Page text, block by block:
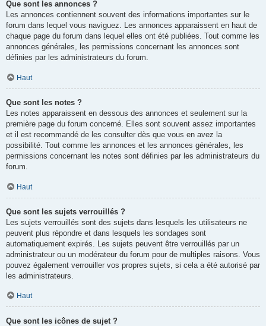
Que sont les annonces ?
Les annonces contiennent souvent des informations importantes sur le
forum dans lequel vous naviguez. Les annonces apparaissent en haut de
chaque page du forum dans lequel elles ont été publiées. Tout comme les
annonces générales, les permissions concernant les annonces sont
définies par les administrateurs du forum.
Haut
Que sont les notes ?
Les notes apparaissent en dessous des annonces et seulement sur la
première page du forum concerné. Elles sont souvent assez importantes
et il est recommandé de les consulter dès que vous en avez la
possibilité. Tout comme les annonces et les annonces générales, les
permissions concernant les notes sont définies par les administrateurs du
forum.
Haut
Que sont les sujets verrouillés ?
Les sujets verrouillés sont des sujets dans lesquels les utilisateurs ne
peuvent plus répondre et dans lesquels les sondages sont
automatiquement expirés. Les sujets peuvent être verrouillés par un
administrateur ou un modérateur du forum pour de multiples raisons. Vous
pouvez également verrouiller vos propres sujets, si cela a été autorisé par
les administrateurs.
Haut
Que sont les icônes de sujet ?